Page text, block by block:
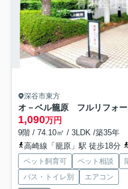
深谷市東方
オ－ベル籠原 フルリフォ
1,090万円
9階 / 74.10㎡ / 3LDK /築35年
高崎線「籠原」駅 徒歩18分
ペット飼育可 ペット相談
バス・トイレ別
エアコン